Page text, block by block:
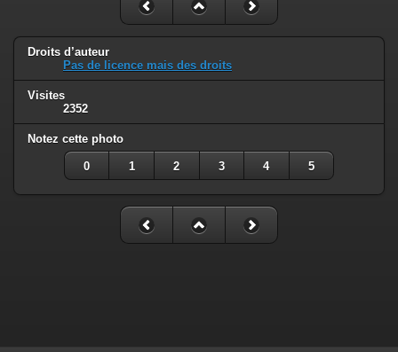
Droits d’auteur
Pas de licence mais des droits
Visites
2352
Notez cette photo
0 1 2 3 4 5